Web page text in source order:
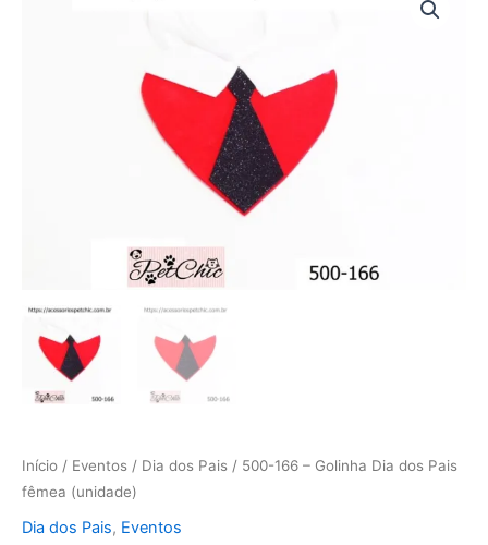
Início / Eventos / Dia dos Pais / 500-166 – Golinha Dia dos Pais
fêmea (unidade)
Dia dos Pais, Eventos